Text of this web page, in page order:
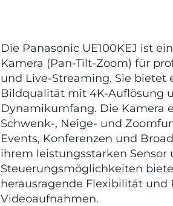
Die Panasonic UE100KEJ ist
Kamera (Pan-Tilt-Zoom) für
und Live-Streaming. Sie bietet
Bildqualität mit 4K-Auflösung
Dynamikumfang. Die Kamera
Schwenk-, Neige- und
Events, Konferenzen und
ihrem leistungsstarken Sensor
Steuerungsmöglichkeiten
herausragende Flexibilität und
Videoaufnahmen.